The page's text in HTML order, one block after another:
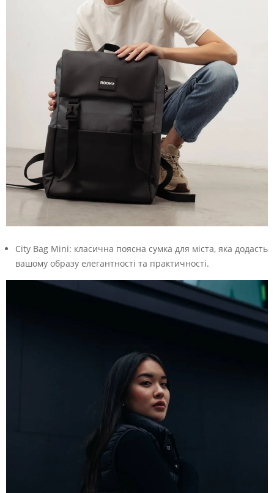
City Bag Mini: класична поясна сумка для міста, яка додасть
вашому образу елегантності та практичності.